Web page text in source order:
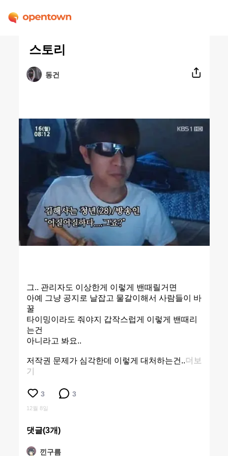
스토리
동건
그.. 관리자도 이상한게 이렇게 밴때릴거면
아예 그냥 공지로 날잡고 물갈이해서 사람들이 바
꿀
타이밍이라도 줘야지 갑작스럽게 이렇게 밴때리
는건
아니라고 봐요..
저작권 문제가 심각한데 이렇게 대처하는건..더보
기
3 3
12월 8일
댓글(3개)
낀구름